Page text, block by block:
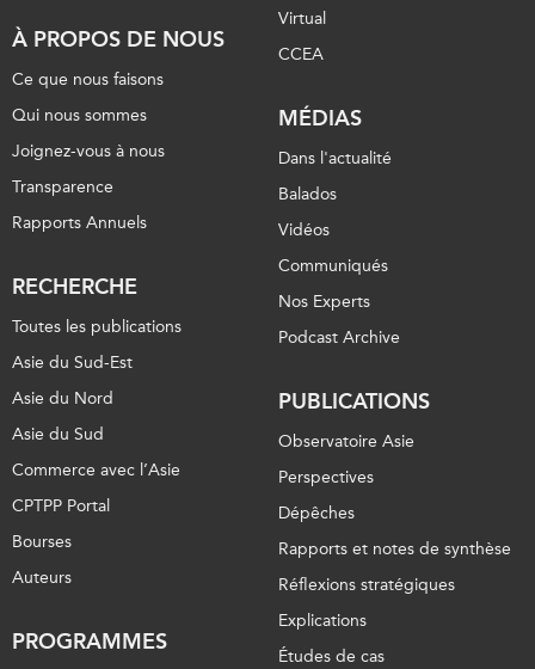
À PROPOS DE NOUS
Ce que nous faisons
Qui nous sommes
Joignez-vous à nous
Transparence
Rapports Annuels
RECHERCHE
Toutes les publications
Asie du Sud-Est
Asie du Nord
Asie du Sud
Commerce avec l’Asie
CPTPP Portal
Bourses
Auteurs
PROGRAMMES
Virtual
CCEA
MÉDIAS
Dans l'actualité
Balados
Vidéos
Communiqués
Nos Experts
Podcast Archive
PUBLICATIONS
Observatoire Asie
Perspectives
Dépêches
Rapports et notes de synthèse
Réflexions stratégiques
Explications
Études de cas